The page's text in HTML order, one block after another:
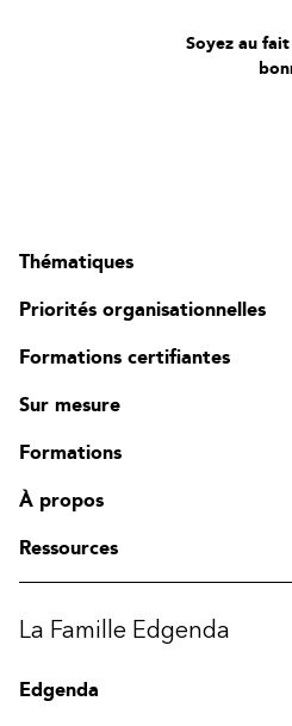
Soyez au
Thématiques
Priorités organisationnelles
Formations certifiantes
Sur mesure
Formations
À propos
Ressources
La Famille Edgenda
Edgenda